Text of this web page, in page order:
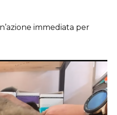
immediata per